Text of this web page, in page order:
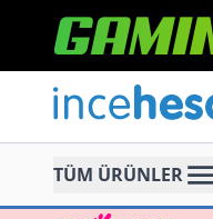
Incehesap
TÜM ÜRÜNLER